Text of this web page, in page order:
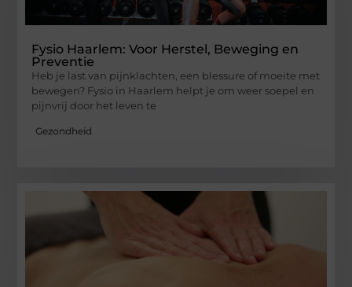
Fysio Haarlem: Voor Herstel, Beweging en
Preventie
Heb je last van pijnklachten, een blessure of moeite met
bewegen? Fysio in Haarlem helpt je om weer soepel en
pijnvrij door het leven te
Gezondheid